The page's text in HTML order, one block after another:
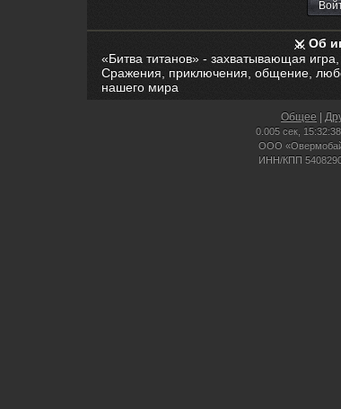
Об
«Битва титанов» - захватывающая
Сражения, приключения, общение,
нашего мира
Общее
0.005 сек,
ООО
ИНН/КПП